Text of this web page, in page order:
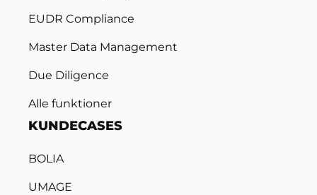
EUDR Compliance
Master Data Management
Due Diligence
Alle funktioner
KUNDECASES
BOLIA
UMAGE